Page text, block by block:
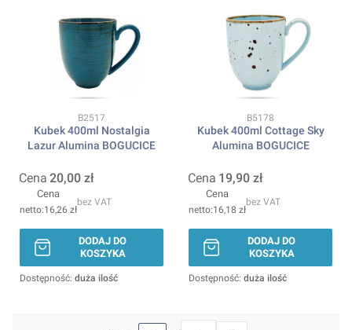
Kod produktu
B2517
Kubek 400ml Nostalgia
Lazur Alumina BOGUCICE
Cena 20,00 zł
Cena
16,26 zł
bez VAT
DODAJ DO
KOSZYKA
Dostępność: duża ilość
Kod produktu
B5178
Kubek 400ml Cottage Sky
Alumina BOGUCICE
Cena 19,90 zł
Cena
16,18 zł
bez VAT
DODAJ DO
KOSZYKA
Dostępność: duża ilość